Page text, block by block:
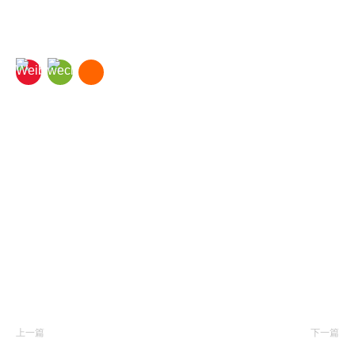
上一篇 下一篇